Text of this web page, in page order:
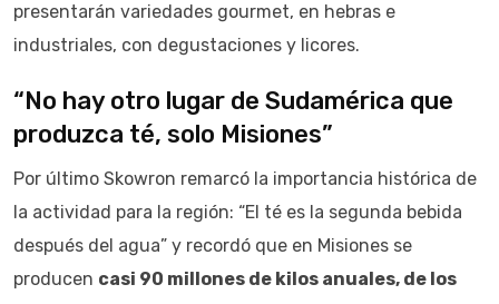
presentarán variedades gourmet, en hebras e
industriales, con degustaciones y licores.
“No hay otro lugar de Sudamérica que
produzca té, solo Misiones”
Por último Skowron remarcó la importancia histórica de
la actividad para la región: “El té es la segunda bebida
después del agua” y recordó que en Misiones se
producen casi 90 millones de kilos anuales, de los